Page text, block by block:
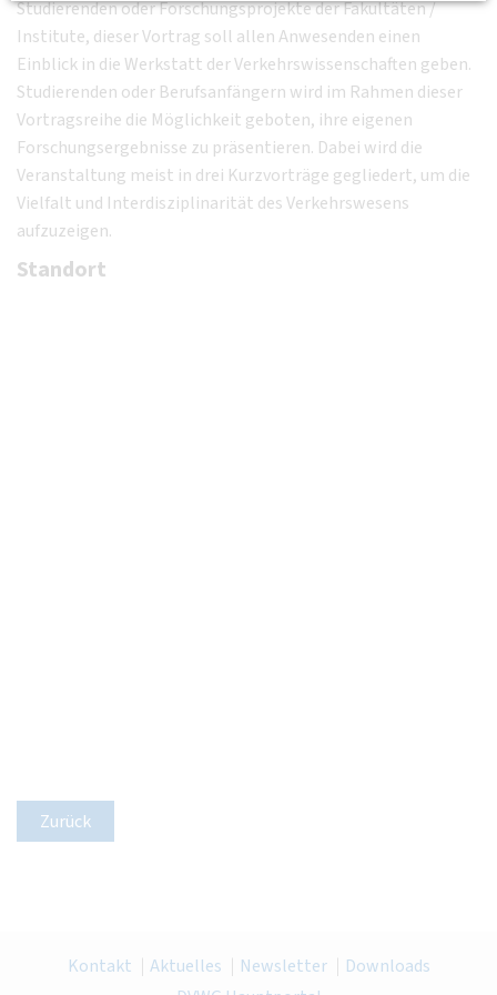
Studierenden oder Forschungsprojekte der Fakultäten /
Institute, dieser Vortrag soll allen Anwesenden einen
Einblick in die Werkstatt der Verkehrswissenschaften geben.
Studierenden oder Berufsanfängern wird im Rahmen dieser
Vortragsreihe die Möglichkeit geboten, ihre eigenen
Forschungsergebnisse zu präsentieren. Dabei wird die
Veranstaltung meist in drei Kurzvorträge gegliedert, um die
Vielfalt und Interdisziplinarität des Verkehrswesens
aufzuzeigen.
Standort
Zurück
Kontakt Aktuelles Newsletter
Downloads